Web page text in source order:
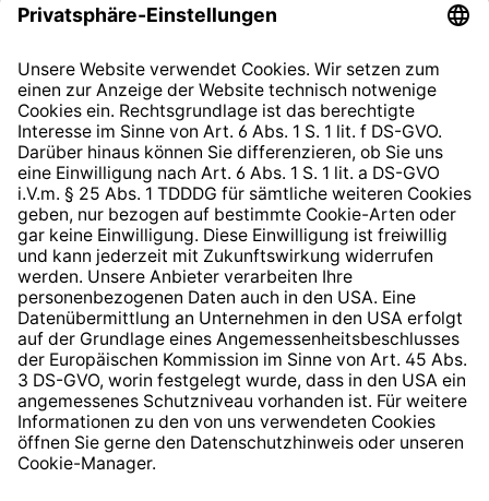
Datenschutzhinweis
Widerrufsrecht
Hinweisgeberschutzsystem
Barrierefreiheit
* Alle Preise inkl. gesetzl. Mehrwertsteuer zzgl.